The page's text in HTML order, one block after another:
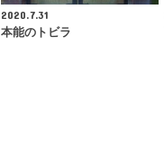
2020.7.31
本能のトビラ